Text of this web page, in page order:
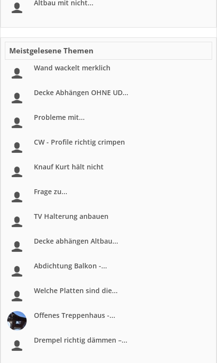
Altbau mit nicht...
Meistgelesene Themen
Wand wackelt merklich
Decke Abhängen OHNE UD...
Probleme mit...
CW - Profile richtig crimpen
Knauf Kurt hält nicht
Frage zu...
TV Halterung anbauen
Decke abhängen Altbau...
Abdichtung Balkon -...
Welche Platten sind die...
Offenes Treppenhaus -...
Drempel richtig dämmen –...